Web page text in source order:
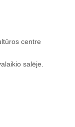
centre
salėje.